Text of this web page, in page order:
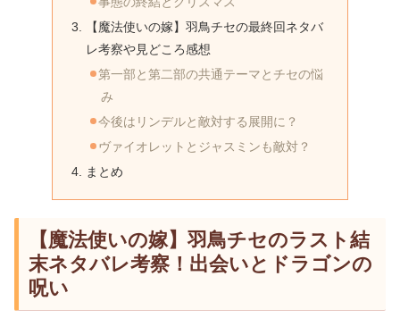
【魔法使いの嫁】羽鳥チセの最終回ネタバ
レ考察や見どころ感想
第一部と第二部の共通テーマとチセの悩
み
今後はリンデルと敵対する展開に？
ヴァイオレットとジャスミンも敵対？
まとめ
【魔法使いの嫁】羽鳥チセのラスト結
末ネタバレ考察！出会いとドラゴンの
呪い